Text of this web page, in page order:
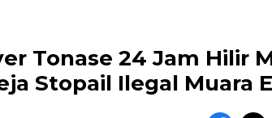
Tonase 24 Jam Hilir
Stopail Ilegal Muara